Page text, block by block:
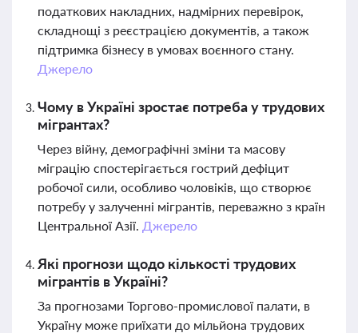
податкових накладних, надмірних перевірок,
складнощі з реєстрацією документів, а також
підтримка бізнесу в умовах воєнного стану.
Джерело
Чому в Україні зростає потреба у трудових
мігрантах?
Через війну, демографічні зміни та масову
міграцію спостерігається гострий дефіцит
робочої сили, особливо чоловіків, що створює
потребу у залученні мігрантів, переважно з країн
Центральної Азії. Джерело
Які прогнози щодо кількості трудових
мігрантів в Україні?
За прогнозами Торгово-промислової палати, в
Україну може приїхати до мільйона трудових